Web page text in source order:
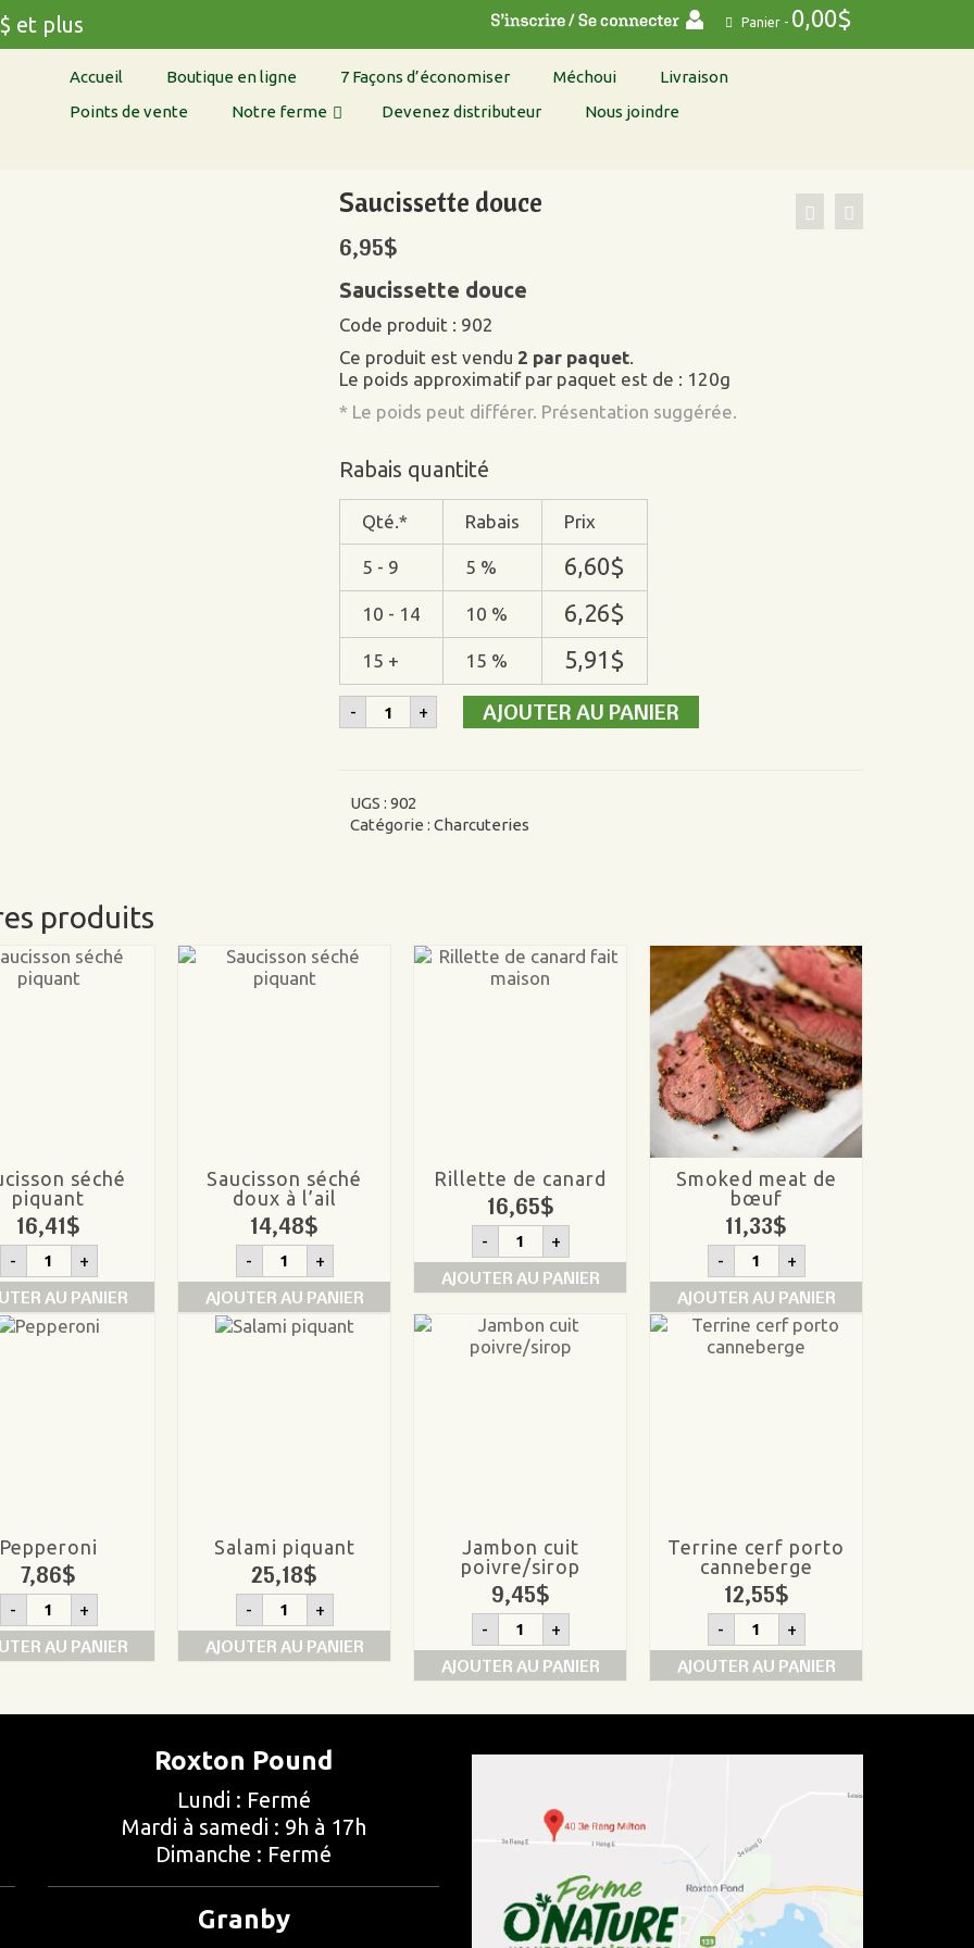
Panier - 0,00$
et plus
Accueil Boutique en ligne 7 Façons d’économiser Méchoui
Livraison
Points de vente
Notre ferme Devenez distributeur Nous joindre
Saucissette douce
6,95$
Saucissette douce
Code produit : 902
Ce produit est vendu 2 par paquet.
Le poids approximatif par paquet est de : 120g
* Le poids peut différer. Présentation suggérée.
Rabais quantité
Qté.* Rabais Prix
5 - 9 5 % 6,60$
10 - 14 10 % 6,26$
15 + 15 % 5,91$
- quantité
de
+ AJOUTER AU PANIER
UGS :902
Catégorie :Charcuteries
produits
séché
piquant
16,41$
- quantité
de
Saucisson
séché
piquant
+
AU PANIER
Saucisson séché
doux à l’ail
14,48$
- quantité
de
Saucisson
séché
doux
+
AJOUTER AU PANIER
Rillette de canard
16,65$
- quantité
de
Rillette
de
+
AJOUTER AU PANIER
Smoked meat de
bœuf
11,33$
- quantité
de
Smoked
meat
de
bœuf
+
AJOUTER AU PANIER
Pepperoni
7,86$
- quantité
de
Pepperoni
+
AU PANIER
Salami piquant
25,18$
- quantité
de
Salami
piquant
+
AJOUTER AU PANIER
Jambon cuit
poivre/sirop
9,45$
- quantité
de
Jambon
cuit
+
AJOUTER AU PANIER
Terrine cerf porto
canneberge
12,55$
- quantité
de
Terrine
cerf
canneberge
+
AJOUTER AU PANIER
Roxton Pound
Lundi : Fermé
Mardi à samedi : 9h à 17h
Dimanche : Fermé
Granby